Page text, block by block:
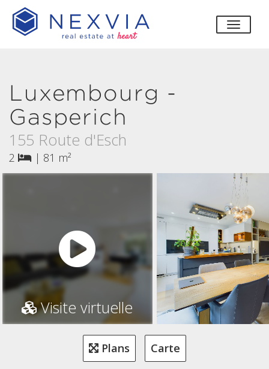
Luxembourg -
Gasperich
155 Route d'Esch
2 | 81 m²
Visite virtuelle
Plans Carte